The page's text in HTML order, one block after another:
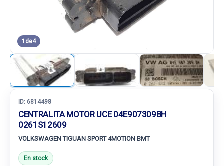
1 de4
ID: 6814498
CENTRALITA MOTOR UCE 04E907309BH
0261S12609
VOLKSWAGEN TIGUAN SPORT 4MOTION BMT
En stock